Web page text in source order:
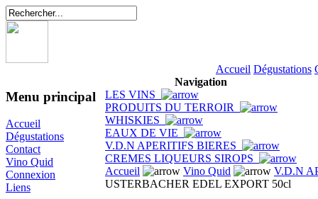
Accueil Dégustations
Menu principal
Accueil
Dégustations
Contact
Vino Quid
Connexion
Liens
Navigation
LES VINS
PRODUITS DU TERROIR
WHISKIES
EAUX DE VIE
V.D.N APERITIFS BIERES
CREMES LIQUEURS SIROPS
Accueil
Vino Quid
V.D.N
USTERBACHER EDEL EXPORT 50cl